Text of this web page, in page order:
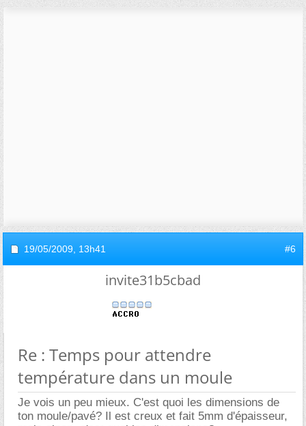
19/05/2009, 13h41 #6
invite31b5cbad
Re : Temps pour attendre
température dans un moule
Je vois un peu mieux. C'est quoi les dimensions de
ton moule/pavé? Il est creux et fait 5mm d'épaisseur,